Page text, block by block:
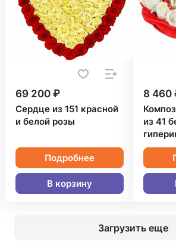
69 200 ₽
Сердце из 151 красной
и белой розы
Подробнее
В корзину
8 460
из 41
Загрузить еще